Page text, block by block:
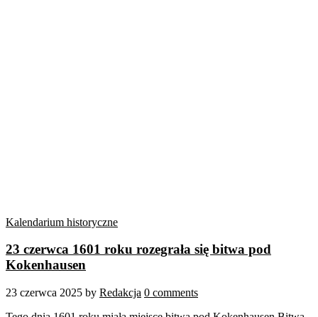
Kalendarium historyczne
23 czerwca 1601 roku rozegrała się bitwa pod
Kokenhausen
23 czerwca 2025 by Redakcja 0 comments